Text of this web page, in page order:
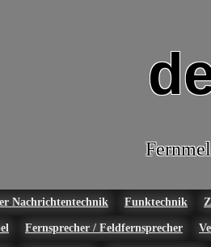
Nachrichtentechnik Funktechnik
Fernsprecher / Feldfernsprecher